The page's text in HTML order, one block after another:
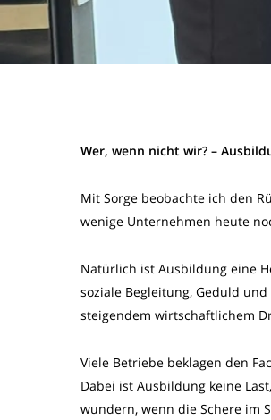
Wer, wenn nicht wir? –
Mit Sorge beobachte ich den
wenige Unternehmen heute
Natürlich ist Ausbildung eine
soziale Begleitung, Geduld
steigendem wirtschaftlichem
Viele Betriebe beklagen den
Dabei ist Ausbildung keine
wundern, wenn die Schere im